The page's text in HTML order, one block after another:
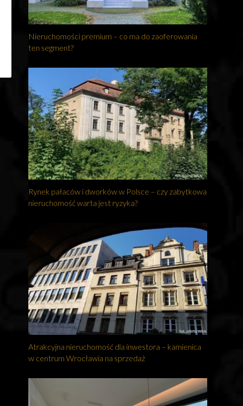
Nieruchomości premium – co ma do zaoferowania
ten segment?
Rynek pałaców i dworków w Polsce – czy zabytkowa
nieruchomość warta jest ryzyka?
Atrakcyjna nieruchomość dla inwestora – kamienica
w centrum Wrocławia na sprzedaż